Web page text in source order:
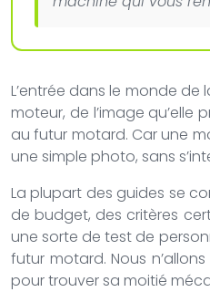
L’entrée dans le monde
moteur, de l’image
au futur motard. Car une
une simple photo, sans
La plupart des guides se
de budget, des critères
une sorte de test de
futur motard. Nous
pour trouver sa moitié